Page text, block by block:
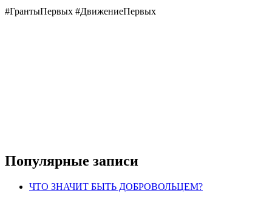
#ГрантыПервых #ДвижениеПервых
Популярные записи
ЧТО ЗНАЧИТ БЫТЬ ДОБРОВОЛЬЦЕМ?